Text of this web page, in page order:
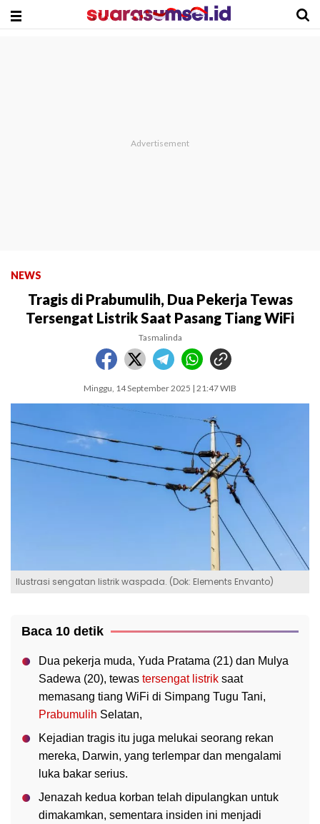
NEWS
Tragis di Prabumulih, Dua Pekerja Tewas
Tersengat Listrik Saat Pasang Tiang WiFi
Tasmalinda
Minggu, 14 September 2025 | 21:47 WIB
Ilustrasi sengatan listrik waspada. (Dok: Elements Envanto)
Baca 10 detik
Dua pekerja muda, Yuda Pratama (21) dan Mulya
Sadewa (20), tewas tersengat listrik saat
memasang tiang WiFi di Simpang Tugu Tani,
Prabumulih Selatan,
Kejadian tragis itu juga melukai seorang rekan
mereka, Darwin, yang terlempar dan mengalami
luka bakar serius.
Jenazah kedua korban telah dipulangkan untuk
dimakamkan, sementara insiden ini menjadi